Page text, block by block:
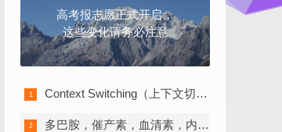
高考报志愿正式开启，
这些变化请务必注意
Context Switching（上下文切换）的“切换成本”
多巴胺，催产素，血清素，内啡肽